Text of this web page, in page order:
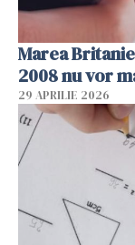
Marea
2008 nu vor
29 APRILIE 2026